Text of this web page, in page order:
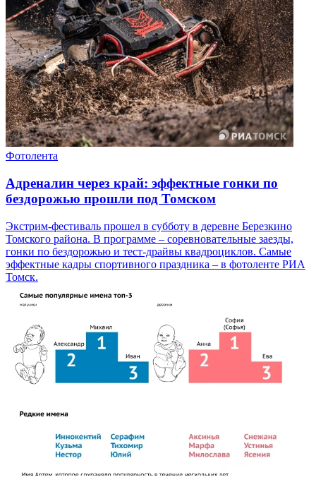
Фотолента
Адреналин через край: эффектные гонки по
бездорожью прошли под Томском
Экстрим-фестиваль прошел в субботу в деревне Березкино
Томского района. В программе – соревновательные заезды,
гонки по бездорожью и тест-драйвы квадроциклов. Самые
эффектные кадры спортивного праздника – в фотоленте РИА
Томск.